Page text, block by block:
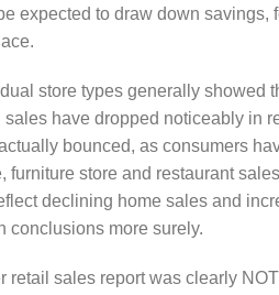
expected to draw down
store types generally
have dropped noticeably in
bounced, as consumers
furniture store and restaurant
declining home sales and
conclusions more surely.
retail sales report was clearly